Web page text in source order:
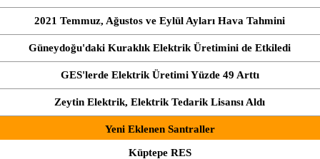
2021 Temmuz, Ağustos ve Eylül Ayları Hava Tahmini
Güneydoğu'daki Kuraklık Elektrik Üretimini de Etkiledi
GES'lerde Elektrik Üretimi Yüzde 49 Arttı
Zeytin Elektrik, Elektrik Tedarik Lisansı Aldı
Yeni Eklenen Santraller
Küptepe RES